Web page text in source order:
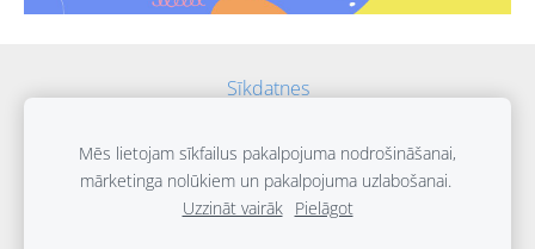
Sīkdatnes
2025 SteviaBalt all rights reserved
Mēs lietojam sīkfailus pakalpojuma nodrošināšanai,
mārketinga nolūkiem un pakalpojuma uzlabošanai.
Uzzināt vairāk
Pielāgot